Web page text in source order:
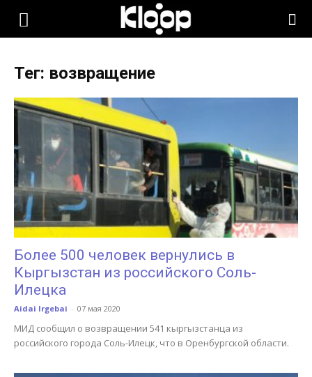
KLOOP.KG
Новости
Кыргызстана
Тег: возвращение
Более 500 человек вернулись в
Кыргызстан из российского Соль-
Илецка
Aidai Irgebai - 07 мая 2020
МИД сообщил о возвращении 541 кыргызстанца из
российского города Соль-Илецк, что в Оренбургской области.